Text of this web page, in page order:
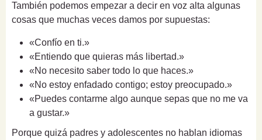
También podemos empezar a decir en voz alta algunas
cosas que muchas veces damos por supuestas:
«Confío en ti.»
«Entiendo que quieras más libertad.»
«No necesito saber todo lo que haces.»
«No estoy enfadado contigo; estoy preocupado.»
«Puedes contarme algo aunque sepas que no me va
a gustar.»
Porque quizá padres y adolescentes no hablan idiomas